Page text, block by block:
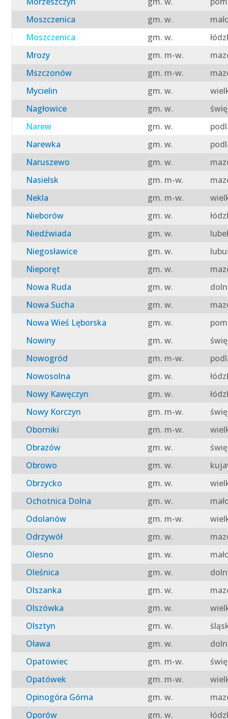
Moszczenica
gm. w.
Moszczenica
gm. w.
Mrozy
gm. m-w.
Mszczonów
gm. m-w.
Mycielin
gm. w.
Nagłowice
gm. w.
Narew
gm. w.
Narewka
gm. w.
Naruszewo
gm. w.
Nasielsk
gm. m-w.
Nekla
gm. m-w.
Nieborów
gm. w.
Niedźwiada
gm. w.
Niegosławice
gm. w.
Nieporęt
gm. w.
Nowa Ruda
gm. w.
Nowa Sucha
gm. w.
Nowa Wieś Lęborska
gm. w.
Nowiny
gm. w.
Nowogród
gm. m-w.
Nowosolna
gm. w.
Nowy Kawęczyn
gm. w.
Nowy Korczyn
gm. m-w.
Oborniki
gm. m-w.
Obrazów
gm. w.
Obrowo
gm. w.
Obrzycko
gm. w.
Ochotnica Dolna
gm. w.
Odolanów
gm. m-w.
Odrzywół
gm. w.
Olesno
gm. w.
Oleśnica
gm. w.
Olszanka
gm. w.
Olszówka
gm. w.
Olsztyn
gm. w.
Oława
gm. w.
Opatowiec
gm. m-w.
Opatówek
gm. m-w.
Opinogóra Górna
gm. w.
Oporów
gm. w.